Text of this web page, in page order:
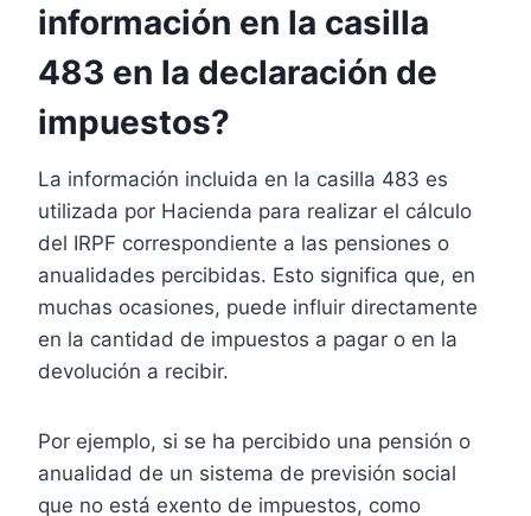
información en la casilla
483 en la declaración de
impuestos?
La información incluida en la casilla 483 es
utilizada por Hacienda para realizar el cálculo
del IRPF correspondiente a las pensiones o
anualidades percibidas. Esto significa que, en
muchas ocasiones, puede influir directamente
en la cantidad de impuestos a pagar o en la
devolución a recibir.
Por ejemplo, si se ha percibido una pensión o
anualidad de un sistema de previsión social
que no está exento de impuestos, como